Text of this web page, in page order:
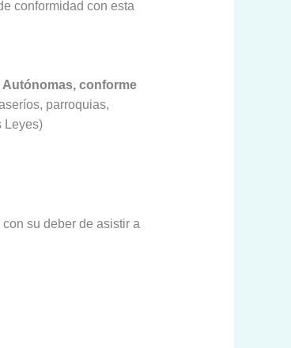
conformidad con esta
conforme
parroquias,
Leyes)
su deber de asistir a